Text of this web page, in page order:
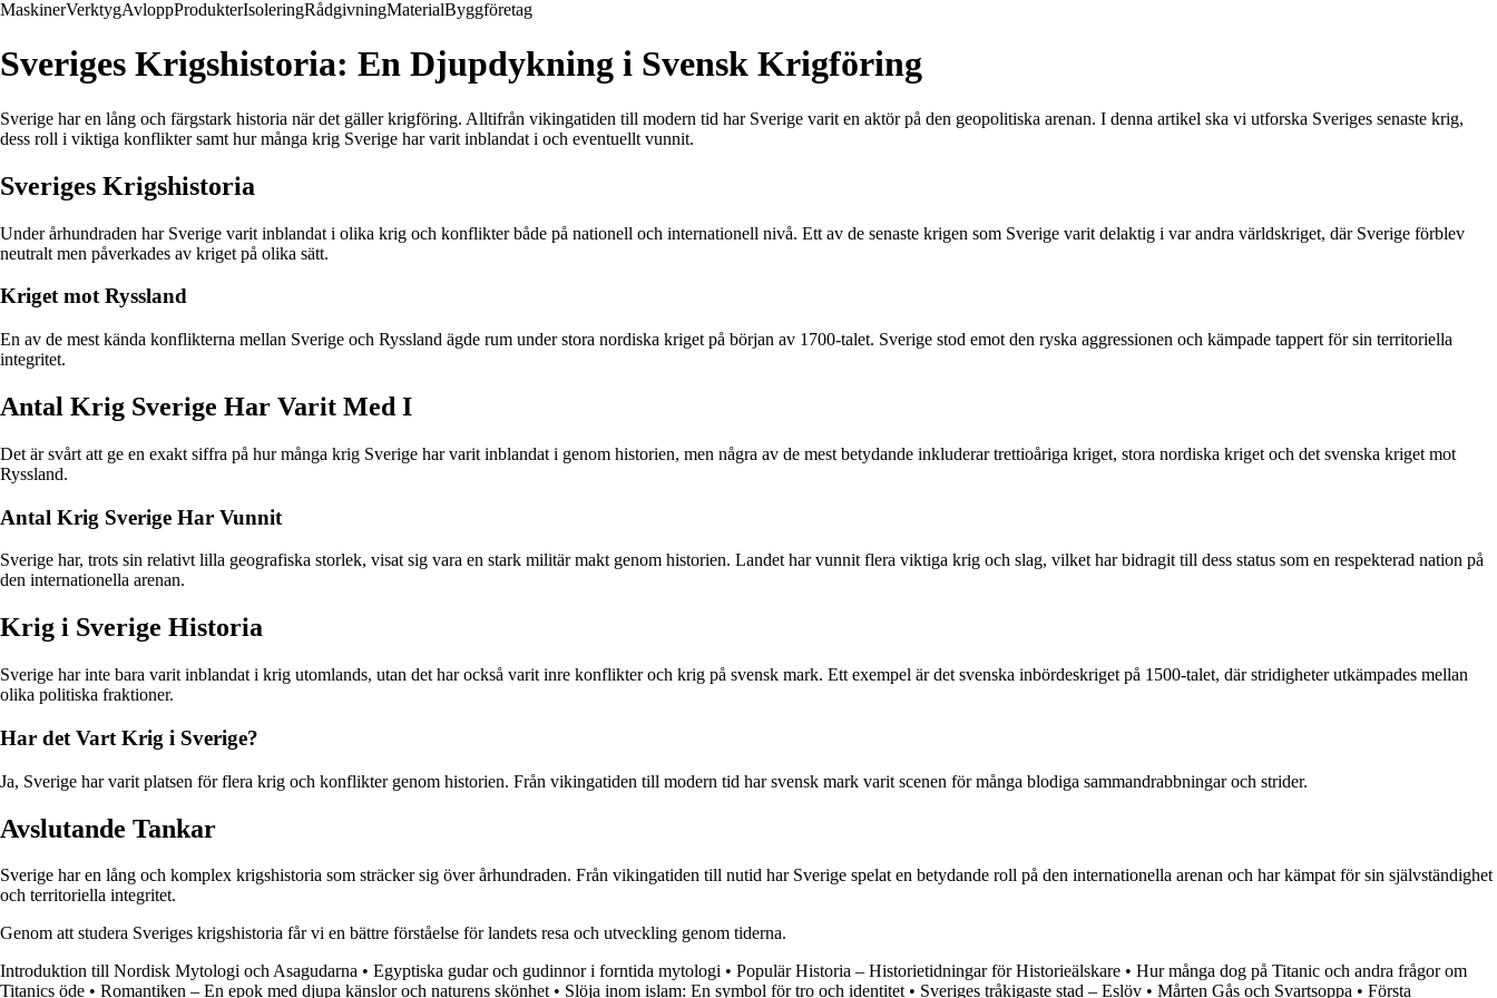
MaskinerVerktygAvloppProdukterIsoleringRådgivningMaterialByggföretag
Sveriges Krigshistoria: En Djupdykning i Svensk Krigföring
Sverige har en lång och färgstark historia när det gäller krigföring. Alltifrån vikingatiden till modern tid har Sverige varit en aktör på den geopolitiska arenan. I denna artikel ska vi utforska Sveriges senaste krig,
dess roll i viktiga konflikter samt hur många krig Sverige har varit inblandat i och eventuellt vunnit.
Sveriges Krigshistoria
Under århundraden har Sverige varit inblandat i olika krig och konflikter både på nationell och internationell nivå. Ett av de senaste krigen som Sverige varit delaktig i var andra världskriget, där Sverige förblev
neutralt men påverkades av kriget på olika sätt.
Kriget mot Ryssland
En av de mest kända konflikterna mellan Sverige och Ryssland ägde rum under stora nordiska kriget på början av 1700-talet. Sverige stod emot den ryska aggressionen och kämpade tappert för sin territoriella
integritet.
Antal Krig Sverige Har Varit Med I
Det är svårt att ge en exakt siffra på hur många krig Sverige har varit inblandat i genom historien, men några av de mest betydande inkluderar trettioåriga kriget, stora nordiska kriget och det svenska kriget mot
Ryssland.
Antal Krig Sverige Har Vunnit
Sverige har, trots sin relativt lilla geografiska storlek, visat sig vara en stark militär makt genom historien. Landet har vunnit flera viktiga krig och slag, vilket har bidragit till dess status som en respekterad nation på
den internationella arenan.
Krig i Sverige Historia
Sverige har inte bara varit inblandat i krig utomlands, utan det har också varit inre konflikter och krig på svensk mark. Ett exempel är det svenska inbördeskriget på 1500-talet, där stridigheter utkämpades mellan
olika politiska fraktioner.
Har det Vart Krig i Sverige?
Ja, Sverige har varit platsen för flera krig och konflikter genom historien. Från vikingatiden till modern tid har svensk mark varit scenen för många blodiga sammandrabbningar och strider.
Avslutande Tankar
Sverige har en lång och komplex krigshistoria som sträcker sig över århundraden. Från vikingatiden till nutid har Sverige spelat en betydande roll på den internationella arenan och har kämpat för sin självständighet
och territoriella integritet.
Genom att studera Sveriges krigshistoria får vi en bättre förståelse för landets resa och utveckling genom tiderna.
Introduktion till Nordisk Mytologi och Asagudarna • Egyptiska gudar och gudinnor i forntida mytologi • Populär Historia – Historietidningar för Historieälskare • Hur många dog på Titanic och andra frågor om
Titanics öde • Romantiken – En epok med djupa känslor och naturens skönhet• Slöja inom islam: En symbol för tro och identitet• Sveriges tråkigaste stad – Eslöv • Mårten Gås och Svartsoppa • Första